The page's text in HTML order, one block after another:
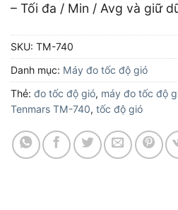
– Tối đa / Min / Avg và giữ
SKU: TM-740
Danh mục: Máy đo tốc độ gió
Thẻ: đo tốc độ gió, máy đo tốc độ
Tenmars TM-740, tốc độ gió